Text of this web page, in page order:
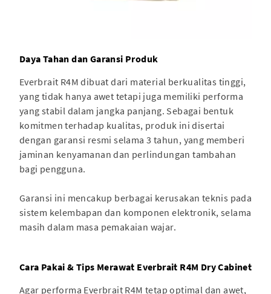
Daya Tahan dan Garansi Produk
Everbrait R4M dibuat dari material berkualitas tinggi,
yang tidak hanya awet tetapi juga memiliki performa
yang stabil dalam jangka panjang. Sebagai bentuk
komitmen terhadap kualitas, produk ini disertai
dengan garansi resmi selama 3 tahun, yang memberi
jaminan kenyamanan dan perlindungan tambahan
bagi pengguna.
Garansi ini mencakup berbagai kerusakan teknis pada
sistem kelembapan dan komponen elektronik, selama
masih dalam masa pemakaian wajar.
Cara Pakai & Tips Merawat Everbrait R4M Dry Cabinet
Agar performa Everbrait R4M tetap optimal dan awet,